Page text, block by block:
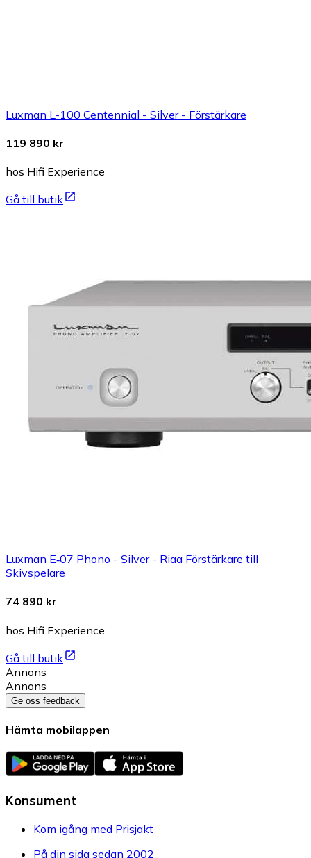
Luxman L-100 Centennial - Silver - Förstärkare
119 890 kr
hos Hifi Experience
Gå till butik
Luxman E‑07 Phono - Silver - Riaa Förstärkare till
Skivspelare
74 890 kr
hos Hifi Experience
Gå till butik
Annons
Annons
Ge oss feedback
Hämta mobilappen
Konsument
Kom igång med Prisjakt
På din sida sedan 2002